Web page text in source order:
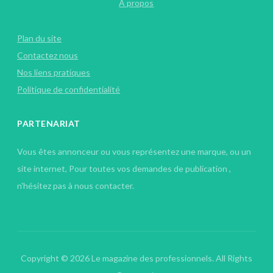
A propos
Plan du site
Contactez nous
Nos liens pratiques
Politique de confidentialité
PARTENARIAT
Vous êtes annonceur ou vous représentez une marque, ou un
site internet, Pour toutes vos demandes de publication ,
n'hésitez pas à nous contacter.
Copyright © 2026 Le magazine des professionnels. All Rights